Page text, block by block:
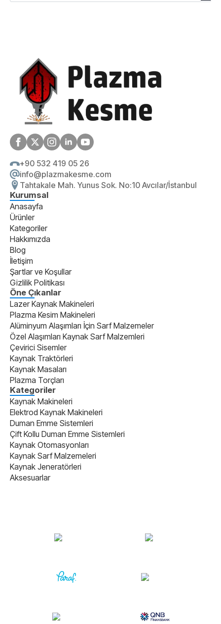
+90 532 419 05 26
info@plazmakesme.com
Tahtakale Mah. Yunus Sok. No:10 Avcılar/İstanbul
Kurumsal
Anasayfa
Ürünler
Kategoriler
Hakkımızda
Blog
İletişim
Şartlar ve Koşullar
Gizlilik Politikası
Öne Çıkanlar
Lazer Kaynak Makineleri
Plazma Kesim Makineleri
Alüminyum Alaşımları İçin Sarf Malzemeler
Özel Alaşımları Kaynak Sarf Malzemleri
Çevirici Sisemler
Kaynak Traktörleri
Kaynak Masaları
Plazma Torçları
Kategoriler
Kaynak Makineleri
Elektrod Kaynak Makineleri
Duman Emme Sistemleri
Çift Kollu Duman Emme Sistemleri
Kaynak Otomasyonları
Kaynak Sarf Malzemeleri
Kaynak Jeneratörleri
Aksesuarlar